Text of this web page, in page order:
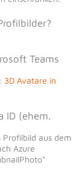
Teams
3D Avatare in
ID (ehem.
aus dem
Azure